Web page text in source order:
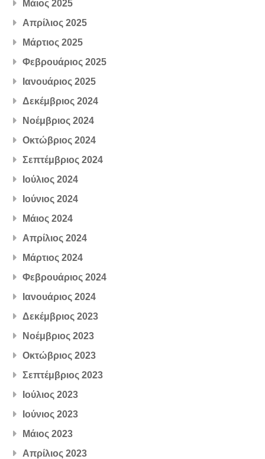
Μάιος 2025
Απρίλιος 2025
Μάρτιος 2025
Φεβρουάριος 2025
Ιανουάριος 2025
Δεκέμβριος 2024
Νοέμβριος 2024
Οκτώβριος 2024
Σεπτέμβριος 2024
Ιούλιος 2024
Ιούνιος 2024
Μάιος 2024
Απρίλιος 2024
Μάρτιος 2024
Φεβρουάριος 2024
Ιανουάριος 2024
Δεκέμβριος 2023
Νοέμβριος 2023
Οκτώβριος 2023
Σεπτέμβριος 2023
Ιούλιος 2023
Ιούνιος 2023
Μάιος 2023
Απρίλιος 2023